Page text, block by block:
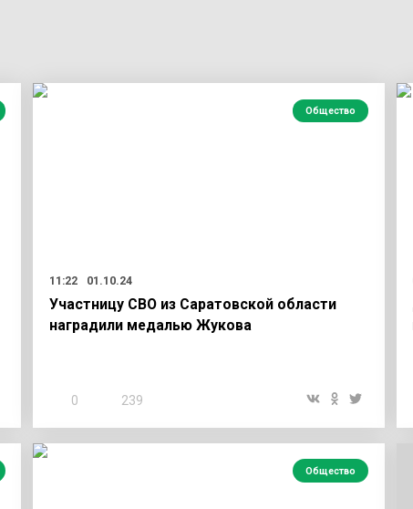
Общество
11:22 01.10.24
Участницу СВО из Саратовской области
наградили медалью Жукова
0 239
Общество